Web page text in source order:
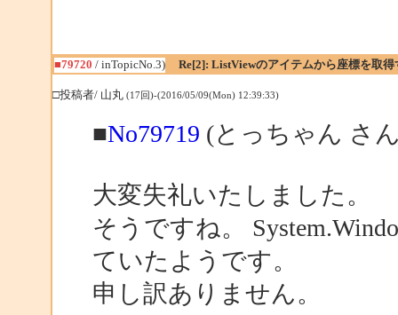
■79720 / inTopicNo.3) Re[2]: ListViewのアイテムから座標を取得
□投稿者/ 山丸 (17回)-(2016/05/09(Mon) 12:39:33)
■No79719 (とっちゃん さ
大変失礼いたしました。
そうですね。
ていたようです。
申し訳ありません。